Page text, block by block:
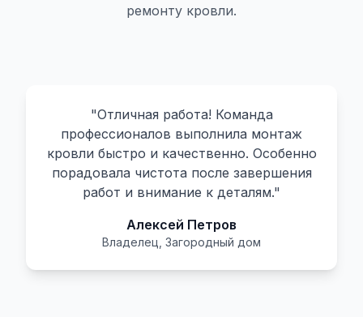
ремонту кровли.
"Отличная работа! Команда
профессионалов выполнила монтаж
кровли быстро и качественно. Особенно
порадовала чистота после завершения
работ и внимание к деталям."
Алексей Петров
Владелец Загородный дом